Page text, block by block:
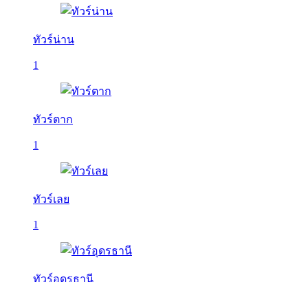
ทัวร์น่าน
1
ทัวร์ตาก
1
ทัวร์เลย
1
ทัวร์อุดรธานี